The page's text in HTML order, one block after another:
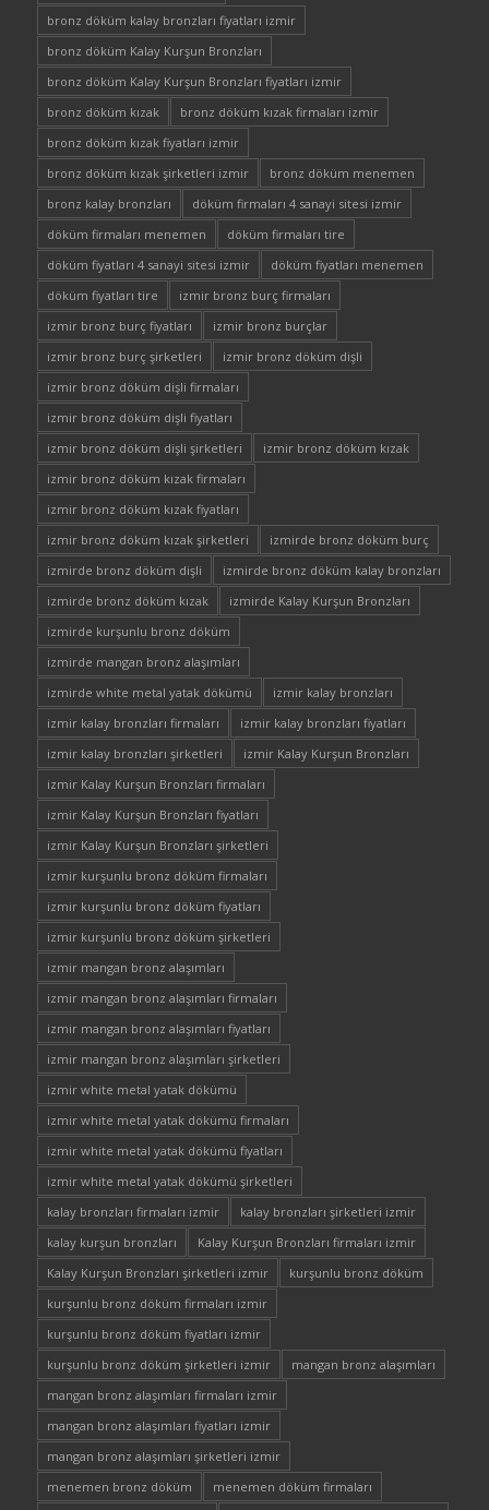
bronz döküm kalay bronzları fiyatları izmir
bronz döküm Kalay Kurşun Bronzları
bronz döküm Kalay Kurşun Bronzları fiyatları izmir
bronz döküm kızak
bronz döküm kızak firmaları izmir
bronz döküm kızak fiyatları izmir
bronz döküm kızak şirketleri izmir
bronz döküm menemen
bronz kalay bronzları
döküm firmaları 4 sanayi sitesi izmir
döküm firmaları menemen
döküm firmaları tire
döküm fiyatları 4 sanayi sitesi izmir
döküm fiyatları menemen
döküm fiyatları tire
izmir bronz burç firmaları
izmir bronz burç fiyatları
izmir bronz burçlar
izmir bronz burç şirketleri
izmir bronz döküm dişli
izmir bronz döküm dişli firmaları
izmir bronz döküm dişli fiyatları
izmir bronz döküm dişli şirketleri
izmir bronz döküm kızak
izmir bronz döküm kızak firmaları
izmir bronz döküm kızak fiyatları
izmir bronz döküm kızak şirketleri
izmirde bronz döküm burç
izmirde bronz döküm dişli
izmirde bronz döküm kalay bronzları
izmirde bronz döküm kızak
izmirde Kalay Kurşun Bronzları
izmirde kurşunlu bronz döküm
izmirde mangan bronz alaşımları
izmirde white metal yatak dökümü
izmir kalay bronzları
izmir kalay bronzları firmaları
izmir kalay bronzları fiyatları
izmir kalay bronzları şirketleri
izmir Kalay Kurşun Bronzları
izmir Kalay Kurşun Bronzları firmaları
izmir Kalay Kurşun Bronzları fiyatları
izmir Kalay Kurşun Bronzları şirketleri
izmir kurşunlu bronz döküm firmaları
izmir kurşunlu bronz döküm fiyatları
izmir kurşunlu bronz döküm şirketleri
izmir mangan bronz alaşımları
izmir mangan bronz alaşımları firmaları
izmir mangan bronz alaşımları fiyatları
izmir mangan bronz alaşımları şirketleri
izmir white metal yatak dökümü
izmir white metal yatak dökümü firmaları
izmir white metal yatak dökümü fiyatları
izmir white metal yatak dökümü şirketleri
kalay bronzları firmaları izmir
kalay bronzları şirketleri izmir
kalay kurşun bronzları
Kalay Kurşun Bronzları firmaları izmir
Kalay Kurşun Bronzları şirketleri izmir
kurşunlu bronz döküm
kurşunlu bronz döküm firmaları izmir
kurşunlu bronz döküm fiyatları izmir
kurşunlu bronz döküm şirketleri izmir
mangan bronz alaşımları
mangan bronz alaşımları firmaları izmir
mangan bronz alaşımları fiyatları izmir
mangan bronz alaşımları şirketleri izmir
menemen bronz döküm
menemen döküm firmaları